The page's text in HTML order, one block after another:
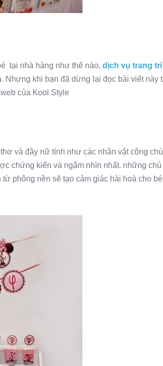
tại nhà hàng như thế nào, dịch vụ trang
khi bạn đã dừng lại đọc bài viết này
của Kool Style
và đầy nữ tính như các nhân vật công
chứng kiến và ngắm nhìn nhất. những
phông nền sẽ tạo cảm giác hài hoà cho